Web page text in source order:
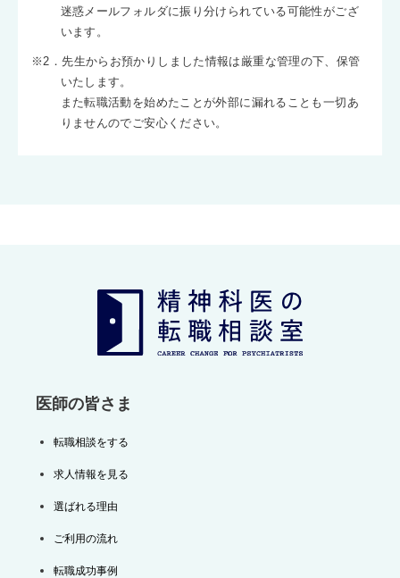
迷惑メールフォルダに振り分けられている可能性がござ
います。
※2．先生からお預かりしました情報は厳重な管理の下、保管
いたします。
また転職活動を始めたことが外部に漏れることも一切あ
りませんのでご安心ください。
医師の皆さま
転職相談をする
求人情報を見る
選ばれる理由
ご利用の流れ
転職成功事例